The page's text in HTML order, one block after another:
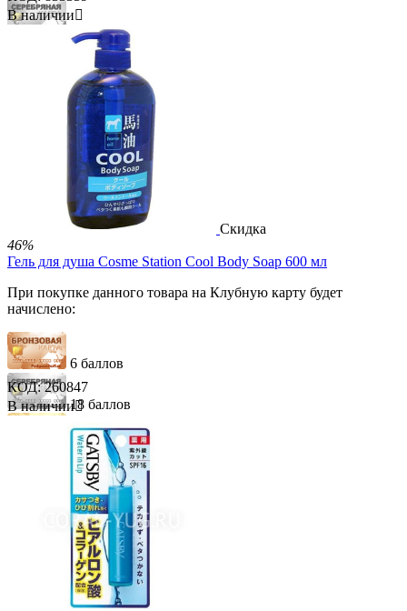
18 баллов
30 баллов
1 550.00 Р
В корзину
В наличии
Скидка
46%
Гель для душа Cosme Station Cool Body Soap 600 мл
При покупке данного товара на Клубную карту будет
начислено:
6 баллов
18 баллов
30 баллов
996.00 Р
КОД: 260847
В наличии